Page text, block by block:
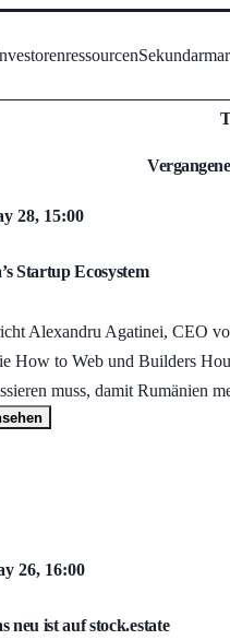
28, 15:00
Startup Ecosystem
Alexandru Agatinei, CEO
How to Web und Builders
muss, damit Rumänien
26, 16:00
neu ist auf stock.estate